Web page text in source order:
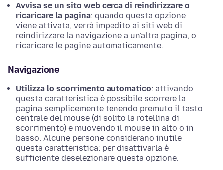
Avvisa se un sito web cerca di reindirizzare o
ricaricare la pagina: quando questa opzione
viene attivata, verrà impedito ai siti web di
reindirizzare la navigazione a un'altra pagina, o
ricaricare le pagine automaticamente.
Navigazione
Utilizza lo scorrimento automatico: attivando
questa caratteristica è possibile scorrere la
pagina semplicemente tenendo premuto il tasto
centrale del mouse (di solito la rotellina di
scorrimento) e muovendo il mouse in alto o in
basso. Alcune persone considerano inutile
questa caratteristica: per disattivarla è
sufficiente deselezionare questa opzione.